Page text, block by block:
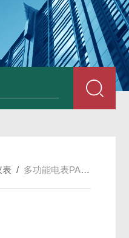
送器GPA-A2-F1-P2-O3 变送器
表 / 多功能电表PA866X-48AI